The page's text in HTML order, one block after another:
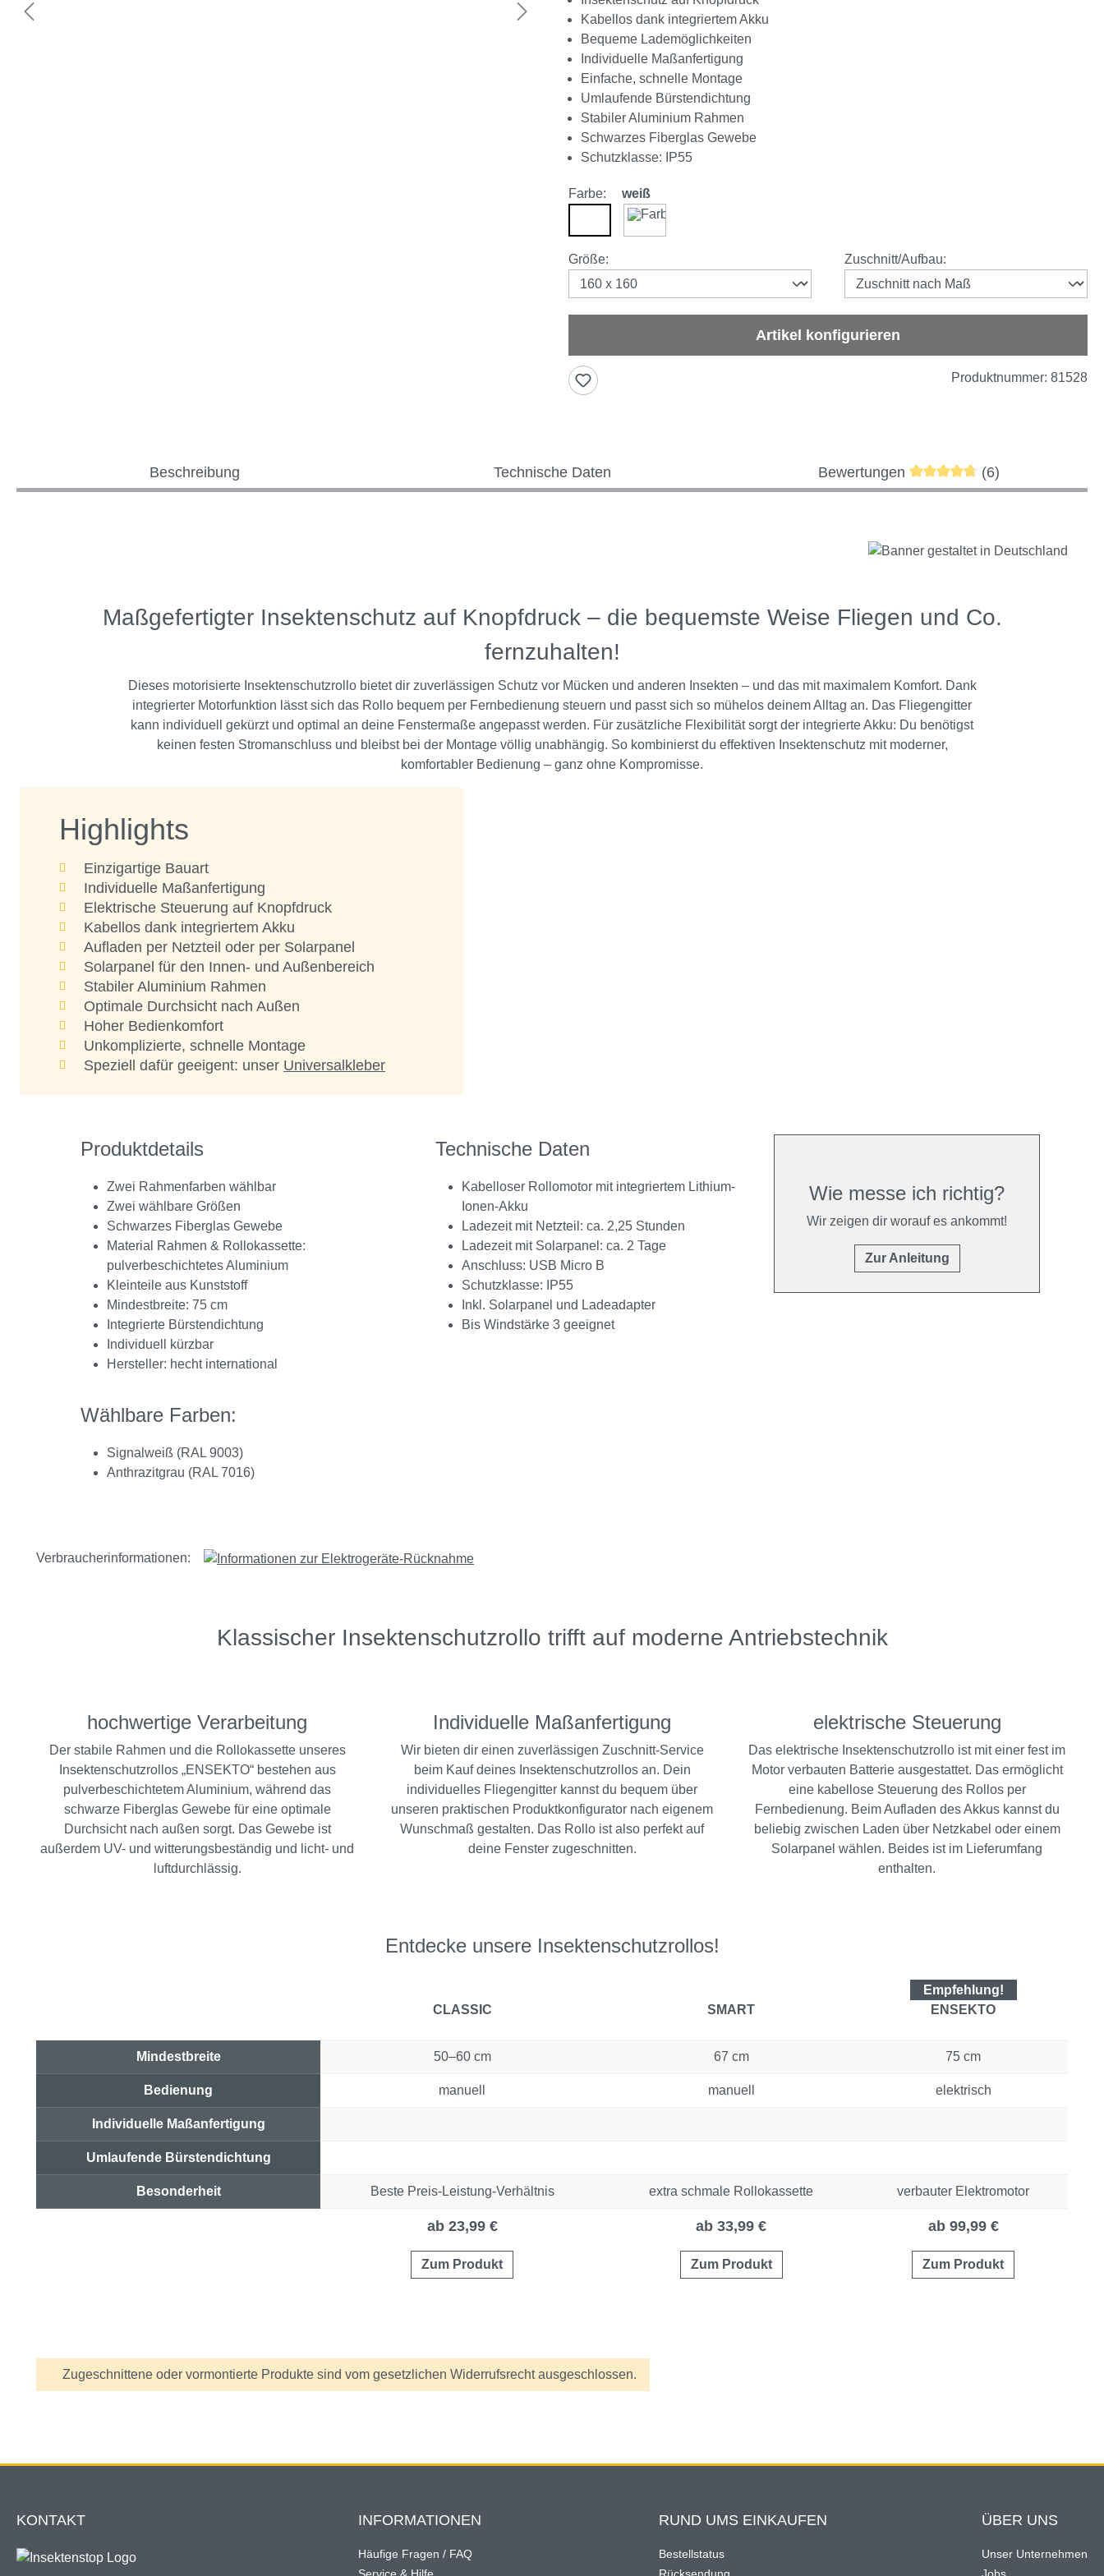
Kabellos dank integriertem Akku
Bequeme Lademöglichkeiten
Individuelle Maßanfertigung
Einfache, schnelle Montage
Umlaufende Bürstendichtung
Stabiler Aluminium Rahmen
Schwarzes Fiberglas Gewebe
Schutzklasse: IP55
Farbe: weiß
Größeauswählen
: Zuschnitt/Aufbauauswählen
:
Artikel konfigurieren
Produktnummer: 81528
Beschreibung Technische Daten BewertungenDurchschnittliche Bewertung
(6)
Maßgefertigter Insektenschutz auf Knopfdruck – die bequemste Weise Fliegen und Co.
fernzuhalten!
Dieses motorisierte Insektenschutzrollo bietet dir zuverlässigen Schutz vor Mücken und anderen Insekten – und das mit maximalem Komfort. Dank
integrierter Motorfunktion lässt sich das Rollo bequem per Fernbedienung steuern und passt sich so mühelos deinem Alltag an. Das Fliegengitter
kann individuell gekürzt und optimal an deine Fenstermaße angepasst werden. Für zusätzliche Flexibilität sorgt der integrierte Akku: Du benötigst
keinen festen Stromanschluss und bleibst bei der Montage völlig unabhängig. So kombinierst du effektiven Insektenschutz mit moderner,
komfortabler Bedienung – ganz ohne Kompromisse.
Highlights
Einzigartige Bauart
Individuelle Maßanfertigung
Elektrische Steuerung auf Knopfdruck
Kabellos dank integriertem Akku
Aufladen per Netzteil oder per Solarpanel
Solarpanel für den Innen- und Außenbereich
Stabiler Aluminium Rahmen
Optimale Durchsicht nach Außen
Hoher Bedienkomfort
Unkomplizierte, schnelle Montage
Speziell dafür geeigent: unser Universalkleber
Produktdetails
Zwei Rahmenfarben wählbar
Zwei wählbare Größen
Schwarzes Fiberglas Gewebe
Material Rahmen & Rollokassette:
pulverbeschichtetes Aluminium
Kleinteile aus Kunststoff
Mindestbreite: 75 cm
Integrierte Bürstendichtung
Individuell kürzbar
Hersteller: hecht international
Wählbare Farben:
Signalweiß (RAL 9003)
Anthrazitgrau (RAL 7016)
Technische Daten
Kabelloser Rollomotor mit integriertem Lithium-
Ionen-Akku
Ladezeit mit Netzteil: ca. 2,25 Stunden
Ladezeit mit Solarpanel: ca. 2 Tage
Anschluss: USB Micro B
Schutzklasse: IP55
Inkl. Solarpanel und Ladeadapter
Bis Windstärke 3 geeignet
Wie messe ich richtig?
Wir zeigen dir worauf es ankommt!
Zur Anleitung
Verbraucherinformationen:
Klassischer Insektenschutzrollo trifft auf moderne Antriebstechnik
hochwertige Verarbeitung
Der stabile Rahmen und die Rollokassette unseres
Insektenschutzrollos „ENSEKTO“ bestehen aus
pulverbeschichtetem Aluminium, während das
schwarze Fiberglas Gewebe für eine optimale
Durchsicht nach außen sorgt. Das Gewebe ist
außerdem UV- und witterungsbeständig und licht- und
luftdurchlässig.
Individuelle Maßanfertigung
Wir bieten dir einen zuverlässigen Zuschnitt-Service
beim Kauf deines Insektenschutzrollos an. Dein
individuelles Fliegengitter kannst du bequem über
unseren praktischen Produktkonfigurator nach eigenem
Wunschmaß gestalten. Das Rollo ist also perfekt auf
deine Fenster zugeschnitten.
elektrische Steuerung
Das elektrische Insektenschutzrollo ist mit einer fest im
Motor verbauten Batterie ausgestattet. Das ermöglicht
eine kabellose Steuerung des Rollos per
Fernbedienung. Beim Aufladen des Akkus kannst du
beliebig zwischen Laden über Netzkabel oder einem
Solarpanel wählen. Beides ist im Lieferumfang
enthalten.
Entdecke unsere Insektenschutzrollos!
CLASSIC SMART
Empfehlung!
ENSEKTO
Mindestbreite 50–60 cm 67 cm 75 cm
Bedienung manuell manuell elektrisch
Individuelle Maßanfertigung
Umlaufende Bürstendichtung
Besonderheit Beste Preis-Leistung-Verhältnis extra schmale Rollokassette
verbauter Elektromotor
ab 23,99 €
Zum Produkt
ab 33,99 €
Zum Produkt
ab 99,99 €
Zum Produkt
Achtung
Zugeschnittene oder vormontierte Produkte sind vom gesetzlichen Widerrufsrecht ausgeschlossen.
KONTAKT INFORMATIONEN
Häufige Fragen / FAQ
RUND UMS EINKAUFEN
Bestellstatus
ÜBER UNS
Unser Unternehmen